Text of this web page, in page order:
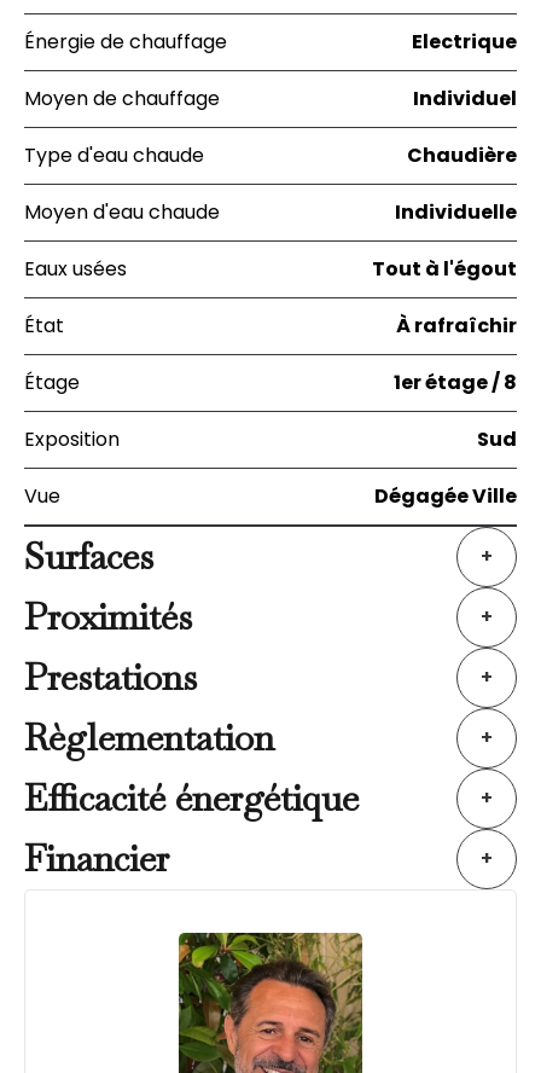
Énergie de chauffage Electrique
Moyen de chauffage Individuel
Type d'eau chaude Chaudière
Moyen d'eau chaude Individuelle
Eaux usées Tout à l'égout
État À rafraîchir
Étage 1er étage / 8
Exposition Sud
Vue Dégagée Ville
Surfaces +
Proximités +
Prestations +
Règlementation +
Efficacité énergétique +
Financier +